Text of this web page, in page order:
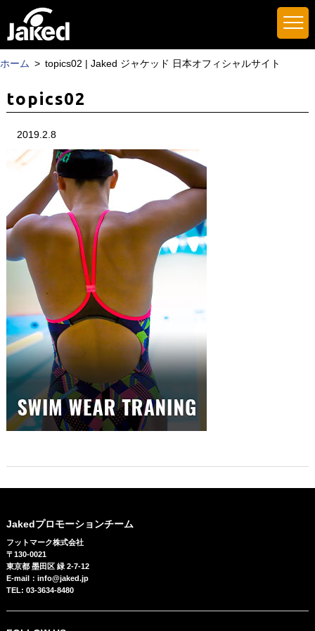
ホーム topics02 | Jaked ジャケッド 日本オフィシャルサイト
topics02
2019.2.8
Jakedプロモーションチーム
フットマーク株式会社
〒130-0021
東京都 墨田区 緑 2-7-12
E-mail：info@jaked.jp
TEL: 03-3634-8480